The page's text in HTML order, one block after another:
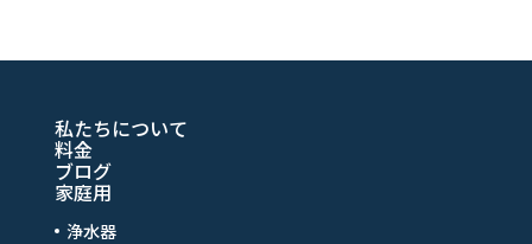
私たちについて
料金
ブログ
家庭用
浄水器